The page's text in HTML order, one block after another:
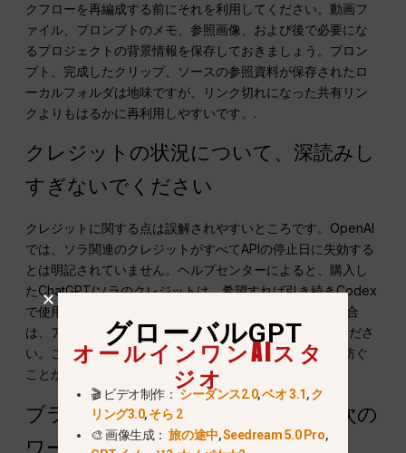
クフローを再編成する前にそれを利用してください。動画フ
ァイル、プロンプトのメモ、参照画像、および後で必要にな
るプロジェクトの背景情報を保存しておきましょう。プロン
プト、完成したクリップ、ソースの参照資料が保存されたロ
ーカルフォルダは地味ですが、リンク切れになった共有リン
クよりもはるかに再利用しやすいです。.
クレジットの状況について、深読みし
すぎないでください
クレジットに関する点は誤解されやすいところです。OpenAI
では、ソラ関連のクレジットがすべてAPIの停止日に失効する
とは明記されていません。ヘルプセンターによると、購入し
たChatGPT/ソラのクレジットは、希望すれば引き続きCodex
で使用できるとのことです。 課金に関する質問がある場合
は、アプリのアクセスやAPIの移行とは区別して考えてくださ
い。この区別を明確にすることで、誤ったアドバイスを防ぐ
ことができます。.
ブランドではなく、ジョブごとに次の
ワークフローを選択してください
グローバルGPT
オールインワンAIスタ
ジオ
🎬 ビデオ制作：シーダンス2.0,ベオ 3.1,ク
リング3.0,そら 2
🎨 画像生成：旅の途中,Seedream 5.0 Pro,